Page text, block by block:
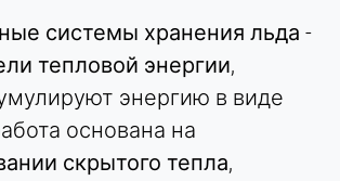
системы хранения льда -
тепловой энергии,
энергию в виде
основана на
скрытого тепла,
_li_ses.#,
_li_ses.#.expires,